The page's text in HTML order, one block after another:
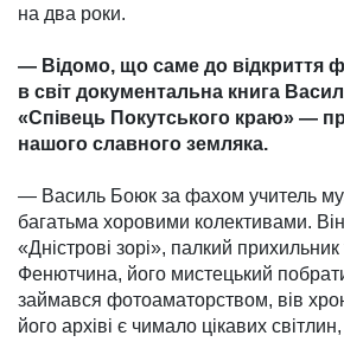
на два роки.
— Відомо, що саме до відкриття
в світ документа­льна книга
«Співець Покутського краю» —
нашого славного земляка.
— Василь Боюк за фахом учитель
багатьма хоро­вими колективами.
«Дністрові зорі», палкий при­хильник
Фенютчина, його мистецький
займався фотоаматорством, вів
його архіві є чимало цікавих